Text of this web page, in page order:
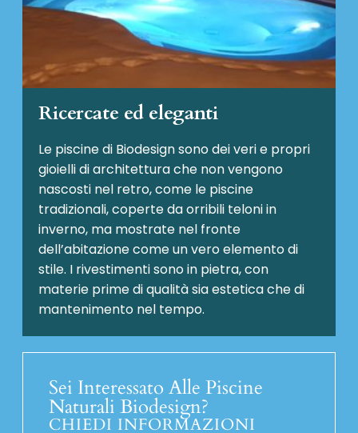
Ricercate ed eleganti
Le piscine di Biodesign sono dei veri e propri
gioielli di architettura che non vengono
nascosti nel retro, come le piscine
tradizionali, coperte da orribili teloni in
inverno, ma mostrate nel fronte
dell’abitazione come un vero elemento di
stile. I rivestimenti sono in pietra, con
materie prime di qualità sia estetica che di
mantenimento nel tempo.
Sei Interessato Alle Piscine
Naturali Biodesign?
CHIEDI INFORMAZIONI